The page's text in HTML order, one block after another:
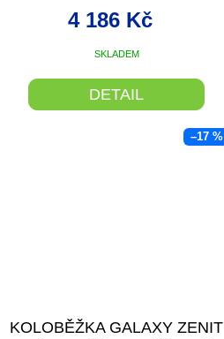
SKLADEM
4 186 Kč
DETAIL
–17 %
KOLOBĚŽKA GALAXY ZENIT